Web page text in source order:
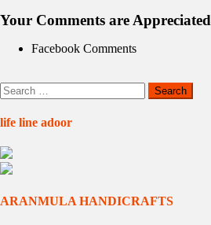
Your Comments are Appreciated
Facebook Comments
Search
for:
life line adoor
ARANMULA HANDICRAFTS